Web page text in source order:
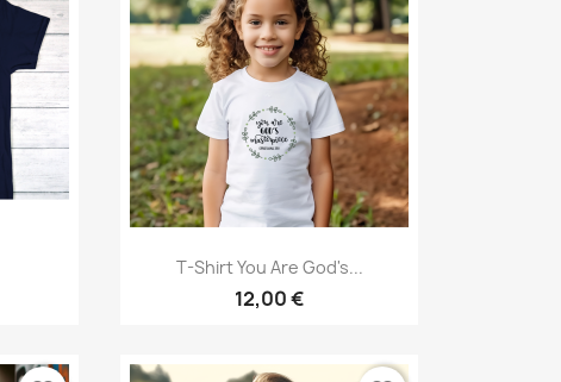
Aperçu rapide
T-Shirt You Are God's...
12,00 €